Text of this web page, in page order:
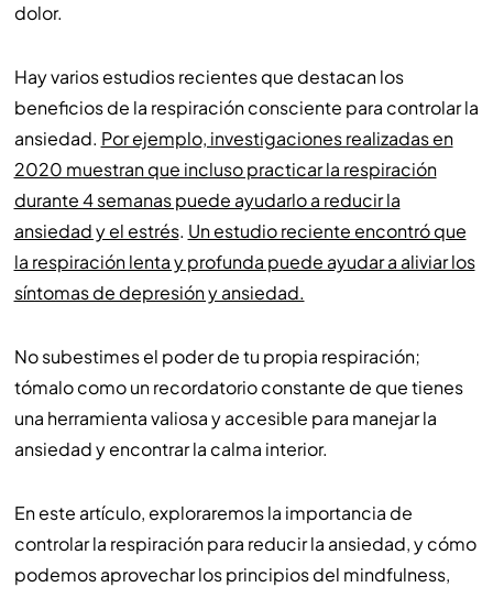
dolor.
Hay varios estudios recientes que destacan los
beneficios de la respiración consciente para controlar la
ansiedad. Por ejemplo, investigaciones realizadas en
2020 muestran que incluso practicar la respiración
durante 4 semanas puede ayudarlo a reducir la
ansiedad y el estrés. Un estudio reciente encontró que
la respiración lenta y profunda puede ayudar a aliviar los
síntomas de depresión y ansiedad.
No subestimes el poder de tu propia respiración;
tómalo como un recordatorio constante de que tienes
una herramienta valiosa y accesible para manejar la
ansiedad y encontrar la calma interior.
En este artículo, exploraremos la importancia de
controlar la respiración para reducir la ansiedad, y cómo
podemos aprovechar los principios del mindfulness,